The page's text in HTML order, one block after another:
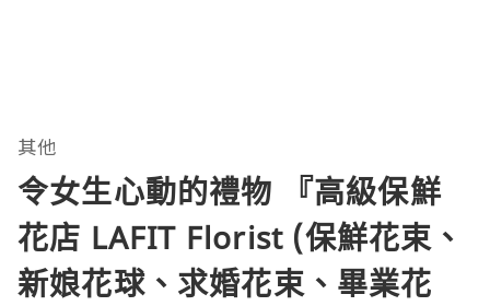
其他
令女生心動的禮物 『高級保鮮
花店 LAFIT Florist (保鮮花束、
新娘花球、求婚花束、畢業花